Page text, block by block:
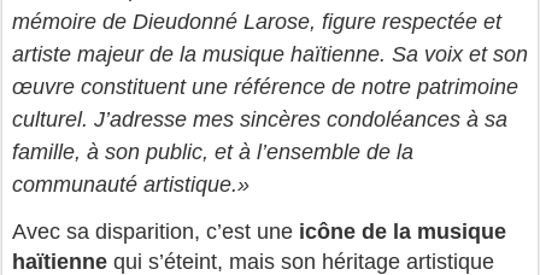
mémoire de Dieudonné Larose, figure respectée et
artiste majeur de la musique haïtienne. Sa voix et son
œuvre constituent une référence de notre patrimoine
culturel. J’adresse mes sincères condoléances à sa
famille, à son public, et à l’ensemble de la
communauté artistique.»
Avec sa disparition, c’est une icône de la musique
haïtienne qui s’éteint, mais son héritage artistique